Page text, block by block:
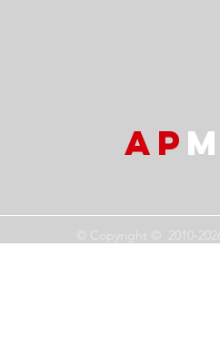
AP
© Copyright © 2010-